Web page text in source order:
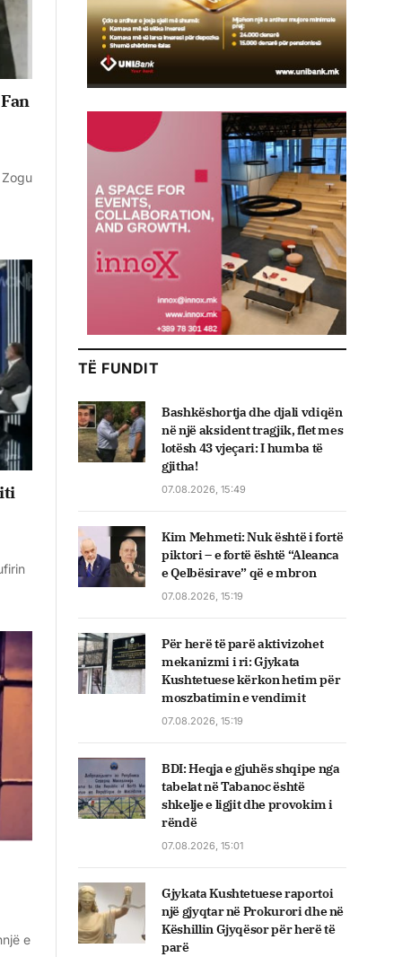
e
TË FUNDIT
Bashkëshortja dhe djali vdiqën
në një aksident tragjik, flet mes
lotësh 43 vjeçari: I humba të
gjitha!
07.08.2026, 15:49
Kim Mehmeti: Nuk është i fortë
piktori – e fortë është “Aleanca
e Qelbësirave” që e mbron
07.08.2026, 15:19
Për herë të parë aktivizohet
mekanizmi i ri: Gjykata
Kushtetuese kërkon hetim për
moszbatimin e vendimit
07.08.2026, 15:19
BDI: Heqja e gjuhës shqipe nga
tabelat në Tabanoc është
shkelje e ligjit dhe provokim i
rëndë
07.08.2026, 15:01
Gjykata Kushtetuese raportoi
një gjyqtar në Prokurori dhe në
Këshillin Gjyqësor për herë të
parë